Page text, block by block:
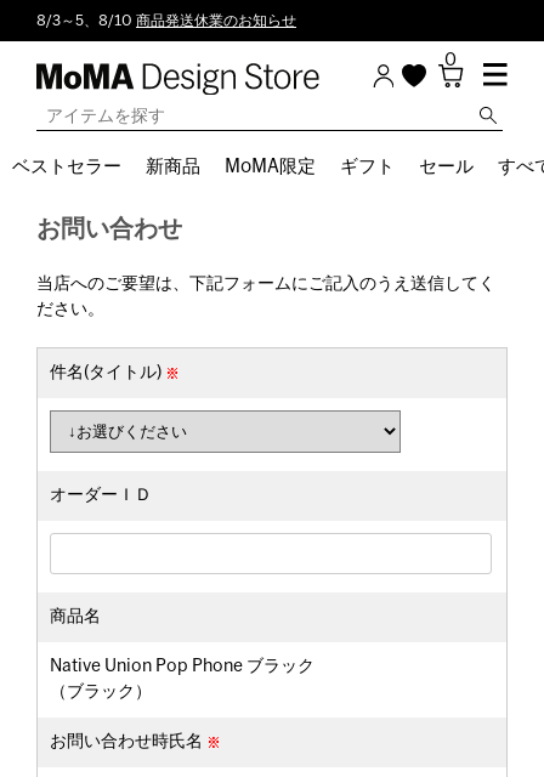
8/3～5、8/10 商品発送休業のお知らせ
0
ベストセラー 新商品 MoMA限定 ギフト セール すべ
お問い合わせ
当店へのご要望は、下記フォームにご記入のうえ送信してく
ださい。
件名(タイトル)
オーダーＩＤ
商品名
Native Union Pop Phone ブラック
（ブラック）
お問い合わせ時氏名